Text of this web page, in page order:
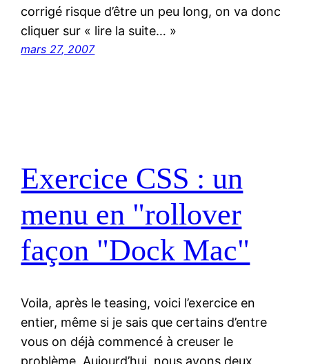
corrigé risque d’être un peu long, on va donc
cliquer sur « lire la suite… »
mars 27, 2007
Exercice CSS : un
menu en "rollover
façon "Dock Mac"
Voila, après le teasing, voici l’exercice en
entier, même si je sais que certains d’entre
vous on déjà commencé à creuser le
problème. Aujourd’hui, nous avons deux